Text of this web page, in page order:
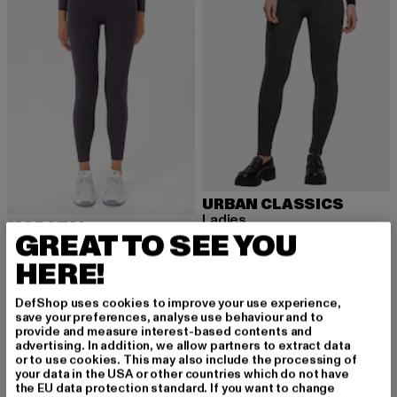
MOROTAI
Morotai Naikan Seamless Tights
42,69 EUR
Derzeitiger Preis: 42,69 EUR
69,99 EUR Aktionspreis: 69,99 EUR
URBAN CLASSICS
Ladies
17,07 EUR
Derzeitiger Preis: 17,07 EUR
27,99 EUR
Graue Leggings: Der perfekte Mix aus Komfort und
Style
GREAT TO SEE YOU
HERE!
DefShop uses cookies to improve your use experience,
save your preferences, analyse use behaviour and to
provide and measure interest-based contents and
advertising. In addition, we allow partners to extract data
or to use cookies. This may also include the processing of
your data in the USA or other countries which do not have
the EU data protection standard. If you want to change